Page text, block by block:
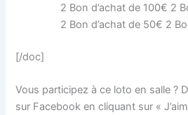
2 Bon d’achat de 100€ 2
2 Bon d’achat de 50€ 2
[/doc]
Vous participez à ce loto en salle ?
sur Facebook en cliquant sur «